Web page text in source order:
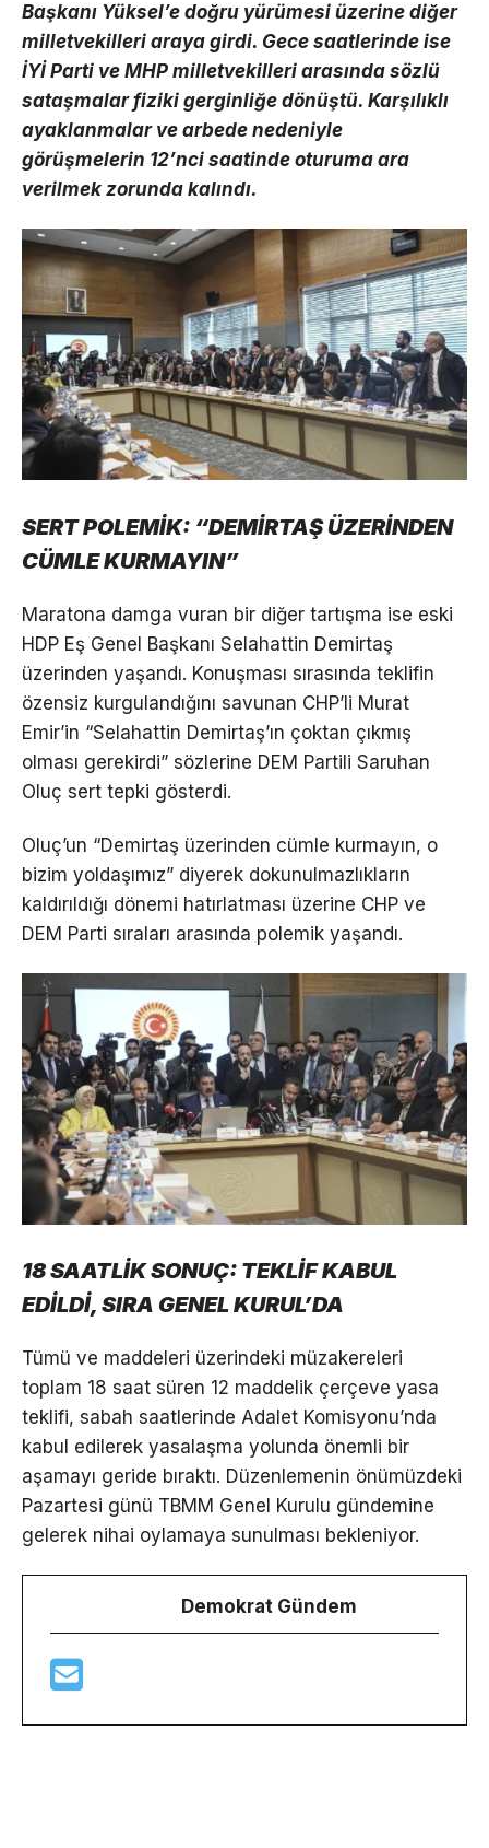
Başkanı Yüksel’e doğru yürümesi üzerine diğer
milletvekilleri araya girdi. Gece saatlerinde ise
İYİ Parti ve MHP milletvekilleri arasında sözlü
sataşmalar fiziki gerginliğe dönüştü. Karşılıklı
ayaklanmalar ve arbede nedeniyle
görüşmelerin 12’nci saatinde oturuma ara
verilmek zorunda kalındı.
SERT POLEMİK: “DEMİRTAŞ ÜZERİNDEN
CÜMLE KURMAYIN”
Maratona damga vuran bir diğer tartışma ise eski
HDP Eş Genel Başkanı Selahattin Demirtaş
üzerinden yaşandı. Konuşması sırasında teklifin
özensiz kurgulandığını savunan CHP’li Murat
Emir’in “Selahattin Demirtaş’ın çoktan çıkmış
olması gerekirdi” sözlerine DEM Partili Saruhan
Oluç sert tepki gösterdi.
Oluç’un “Demirtaş üzerinden cümle kurmayın, o
bizim yoldaşımız” diyerek dokunulmazlıkların
kaldırıldığı dönemi hatırlatması üzerine CHP ve
DEM Parti sıraları arasında polemik yaşandı.
18 SAATLİK SONUÇ: TEKLİF KABUL
EDİLDİ, SIRA GENEL KURUL’DA
Tümü ve maddeleri üzerindeki müzakereleri
toplam 18 saat süren 12 maddelik çerçeve yasa
teklifi, sabah saatlerinde Adalet Komisyonu’nda
kabul edilerek yasalaşma yolunda önemli bir
aşamayı geride bıraktı. Düzenlemenin önümüzdeki
Pazartesi günü TBMM Genel Kurulu gündemine
gelerek nihai oylamaya sunulması bekleniyor.
Demokrat Gündem